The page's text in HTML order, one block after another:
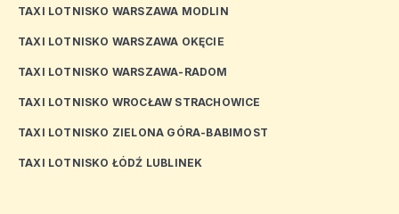
TAXI LOTNISKO WARSZAWA MODLIN
TAXI LOTNISKO WARSZAWA OKĘCIE
TAXI LOTNISKO WARSZAWA-RADOM
TAXI LOTNISKO WROCŁAW STRACHOWICE
TAXI LOTNISKO ZIELONA GÓRA-BABIMOST
TAXI LOTNISKO ŁÓDŹ LUBLINEK